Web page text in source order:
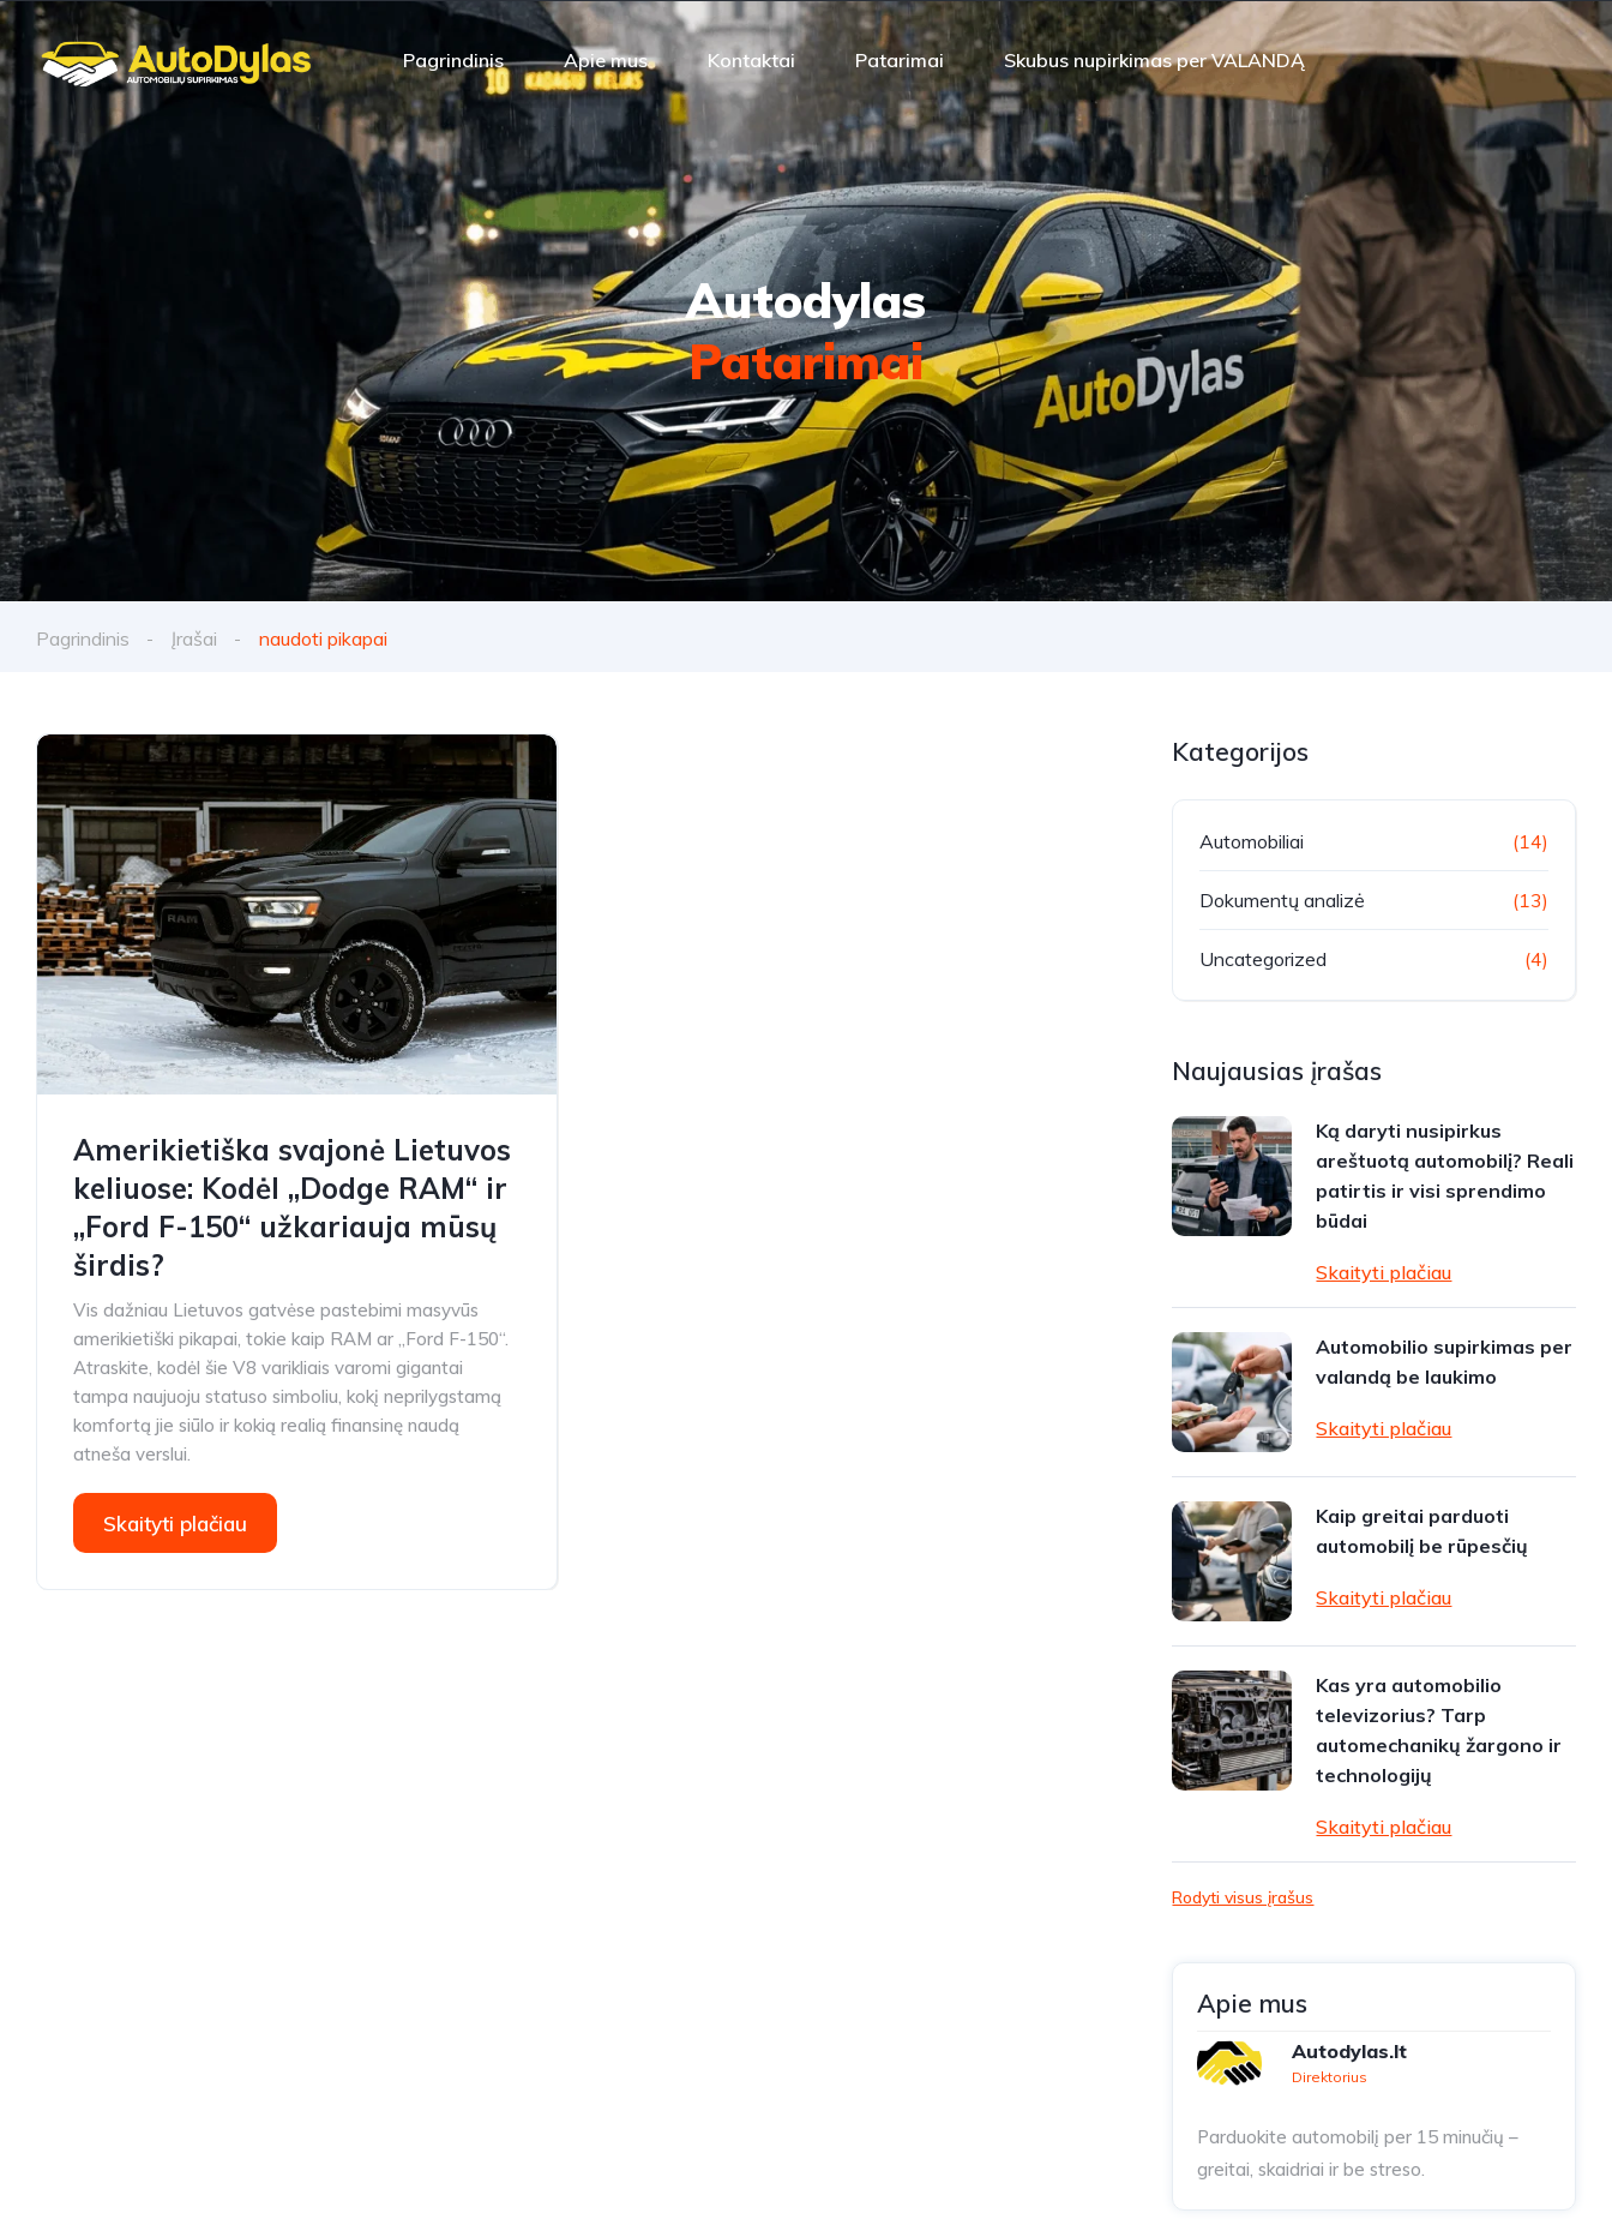
Pagrindinis Apie mus Kontaktai Patarimai Skubus nupirkimas per VALANDĄ
Autodylas
Patarimai
Pagrindinis Įrašai naudoti pikapai
Amerikietiška svajonė Lietuvos
keliuose: Kodėl „Dodge RAM“ ir
„Ford F-150“ užkariauja mūsų
širdis?
Vis dažniau Lietuvos gatvėse pastebimi masyvūs
amerikietiški pikapai, tokie kaip RAM ar „Ford F-150“.
Atraskite, kodėl šie V8 varikliais varomi gigantai
tampa naujuoju statuso simboliu, kokį neprilygstamą
komfortą jie siūlo ir kokią realią finansinę naudą
atneša verslui.
Skaityti plačiau
Kategorijos
Automobiliai (14)
Dokumentų analizė (13)
Uncategorized (4)
Naujausias įrašas
Ką daryti nusipirkus
areštuotą automobilį? Reali
patirtis ir visi sprendimo
būdai
Skaityti plačiau
Automobilio supirkimas per
valandą be laukimo
Skaityti plačiau
Kaip greitai parduoti
automobilį be rūpesčių
Skaityti plačiau
Kas yra automobilio
televizorius? Tarp
automechanikų žargono ir
technologijų
Skaityti plačiau
Rodyti visus įrašus
Apie mus
Autodylas.lt
Direktorius
Parduokite automobilį per 15 minučių –
greitai, skaidriai ir be streso.